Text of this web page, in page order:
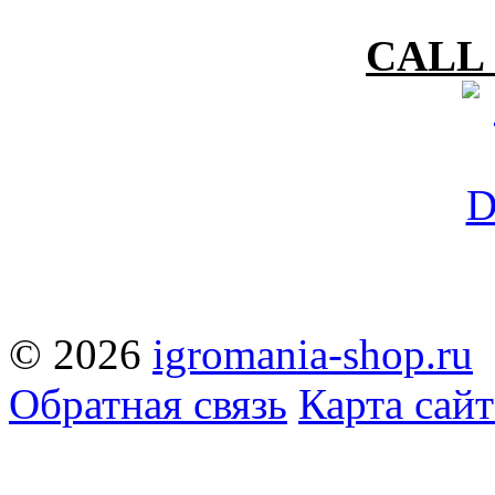
CALL
© 2026 igromania-shop.ru
Обратная связь Карта